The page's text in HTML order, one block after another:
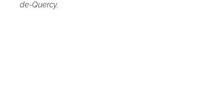
de-Quercy.